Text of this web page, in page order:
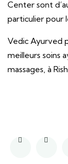
Center sont
particulier pour
Vedic Ayurved
meilleurs soins
massages, à